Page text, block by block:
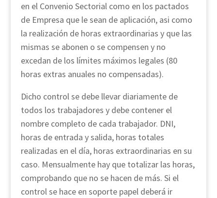
en el Convenio Sectorial como en los pactados
de Empresa que le sean de aplicación, asi como
la realización de horas extraordinarias y que las
mismas se abonen o se compensen y no
excedan de los límites máximos legales (80
horas extras anuales no compensadas).
Dicho control se debe llevar diariamente de
todos los trabajadores y debe contener el
nombre completo de cada trabajador. DNI,
horas de entrada y salida, horas totales
realizadas en el día, horas extraordinarias en su
caso. Mensualmente hay que totalizar las horas,
comprobando que no se hacen de más. Si el
control se hace en soporte papel deberá ir